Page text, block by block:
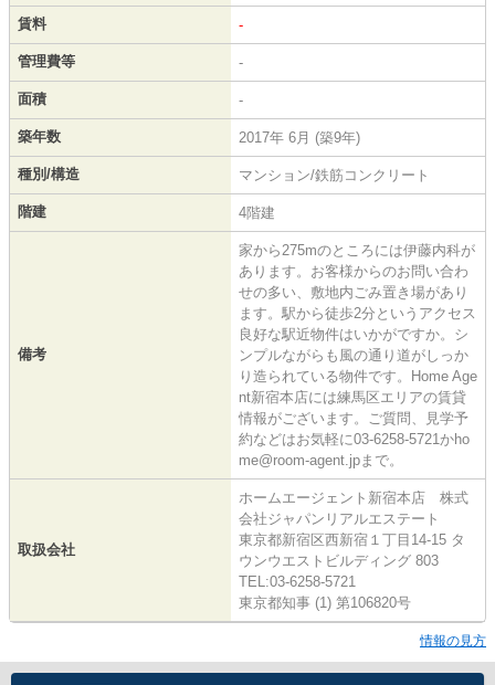
賃料 -
管理費等 -
面積 -
築年数 2017年 6月 (築9年)
種別/構造 マンション/鉄筋コンクリート
階建 4階建
備考
家から275mのところには伊藤内科が
あります。お客様からのお問い合わ
せの多い、敷地内ごみ置き場があり
ます。駅から徒歩2分というアクセス
良好な駅近物件はいかがですか。シ
ンプルながらも風の通り道がしっか
り造られている物件です。Home Age
nt新宿本店には練馬区エリアの賃貸
情報がございます。ご質問、見学予
約などはお気軽に03-6258-5721かho
me@room-agent.jpまで。
取扱会社
ホームエージェント新宿本店 株式
会社ジャパンリアルエステート
東京都新宿区西新宿１丁目14-15 タ
ウンウエストビルディング 803
TEL:03-6258-5721
東京都知事 (1) 第106820号
情報の見方